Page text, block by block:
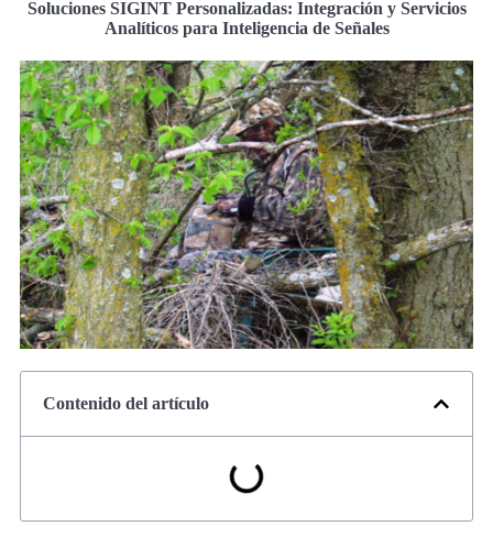
Soluciones SIGINT Personalizadas: Integración y Servicios
Analíticos para Inteligencia de Señales
Contenido del artículo